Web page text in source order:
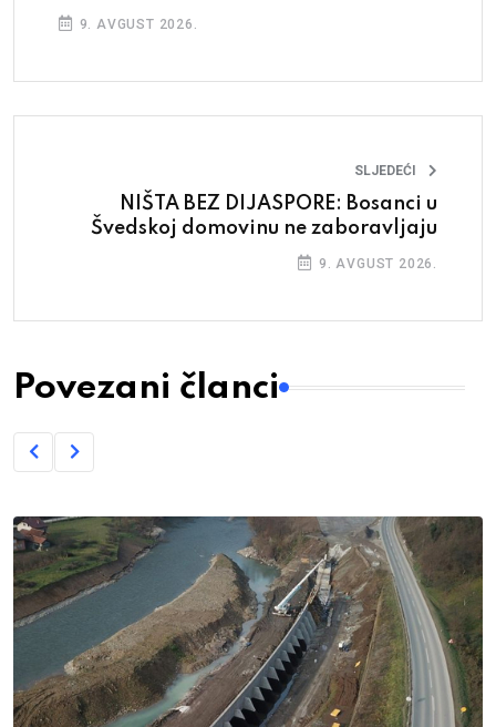
9. AVGUST 2026.
SLJEDEĆI
NIŠTA BEZ DIJASPORE: Bosanci u
Švedskoj domovinu ne zaboravljaju
9. AVGUST 2026.
Povezani članci